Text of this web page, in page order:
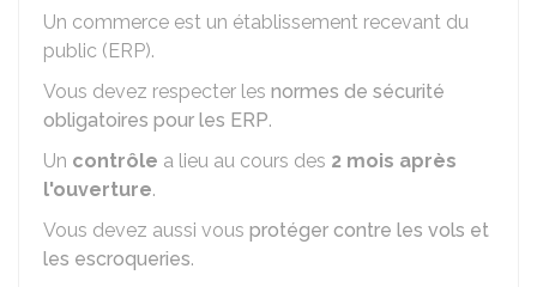
Un commerce est un établissement recevant du
public (ERP).
Vous devez respecter les normes de sécurité
obligatoires pour les ERP.
Un contrôle a lieu au cours des 2 mois après
l'ouverture.
Vous devez aussi vous protéger contre les vols et
les escroqueries.